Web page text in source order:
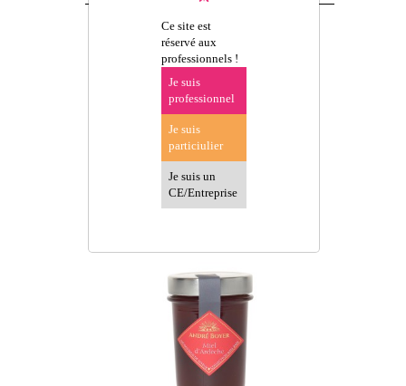
D'AUTRES
PRODUITS
PEUVENT VOUS
INTÉRESSER
Ce site est
réservé aux
professionnels !
Je suis
professionnel
Je suis
particiulier
Je suis un
CE/Entreprise